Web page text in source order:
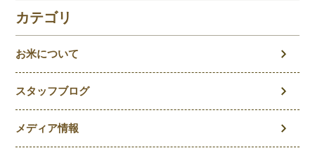
カテゴリ
お米について
スタッフブログ
メディア情報